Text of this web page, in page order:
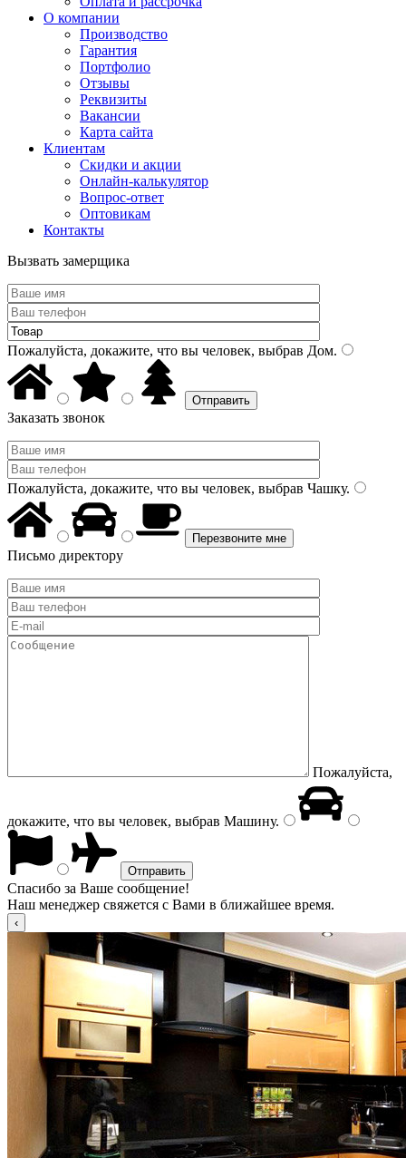
О компании
Производство
Гарантия
Портфолио
Отзывы
Реквизиты
Вакансии
Карта сайта
Клиентам
Скидки и акции
Онлайн-калькулятор
Вопрос-ответ
Оптовикам
Контакты
Вызвать замерщика
Пожалуйста, докажите, что вы человек, выбрав Дом.
Заказать звонок
Пожалуйста, докажите, что вы человек, выбрав Чашку.
Письмо директору
Пожалуйста,
докажите, что вы человек, выбрав Машину.
Спасибо за Ваше сообщение!
Наш менеджер свяжется с Вами в ближайшее время.